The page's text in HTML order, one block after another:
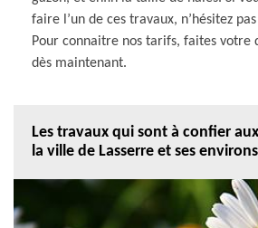
faire l’un de ces travaux, n’hésitez
Pour connaitre nos tarifs, faites votre
dès maintenant.
Les travaux qui sont à confier
la ville de Lasserre et ses environs